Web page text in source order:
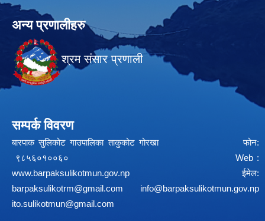
अन्य प्रणालीहरु
श्रम संसार प्रणाली
सम्पर्क विवरण
बारपाक सुलिकोट गाउपालिका ताकुकोट गोरखा फोन:
९८५६०१००६० Web :
www.barpaksulikotmun.gov.np
ईमेल:
barpaksulikotrm@gmail.com
info@barpaksulikotmun.gov.np
ito.sulikotmun@gmail.com